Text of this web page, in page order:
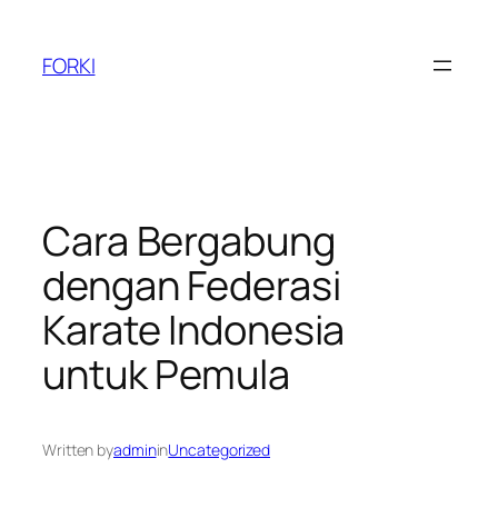
content
FORKI
Cara Bergabung
dengan Federasi
Karate Indonesia
untuk Pemula
Written byadmininUncategorized